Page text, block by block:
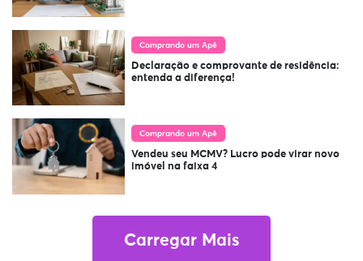
Comprando um Apê
Declaração e comprovante de residência:
entenda a diferença!
Comprando um Apê
Vendeu seu MCMV? Lucro pode virar novo
imóvel na faixa 4
Carregar Mais